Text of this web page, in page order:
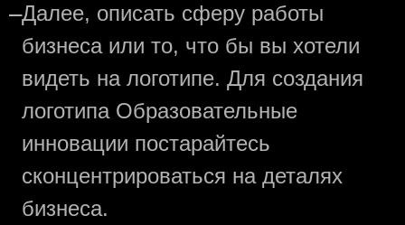
—Далее, описать сферу работы
бизнеса или то, что бы вы хотели
видеть на логотипе. Для создания
логотипа Образовательные
инновации постарайтесь
сконцентрироваться на деталях
бизнеса.